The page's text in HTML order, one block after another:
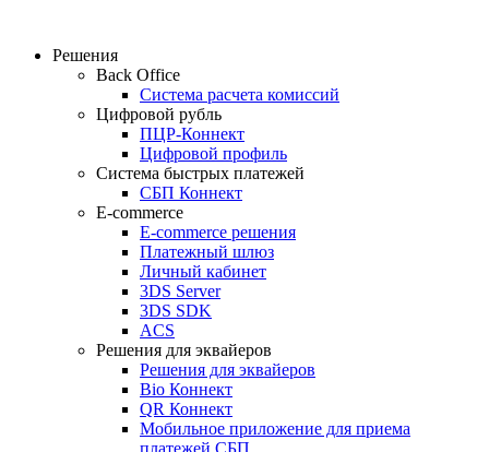
Решения
Back Office
Система расчета комиссий
Цифровой рубль
ПЦР-Коннект
Цифровой профиль
Система быстрых платежей
СБП Коннект
E-commerce
E-commerce решения
Платежный шлюз
Личный кабинет
3DS Server
3DS SDK
ACS
Решения для эквайеров
Решения для эквайеров
Bio Коннект
QR Коннект
Мобильное приложение для приема
платежей СБП